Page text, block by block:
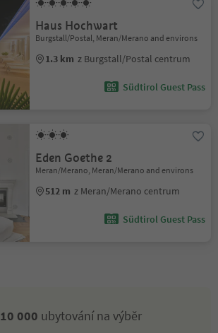
Haus Hochwart
Burgstall/Postal, Meran/Merano and environs
1.3 km z Burgstall/Postal centrum
Südtirol Guest Pass
Eden Goethe 2
Meran/Merano, Meran/Merano and environs
512 m z Meran/Merano centrum
Südtirol Guest Pass
10 000 ubytování na výběr